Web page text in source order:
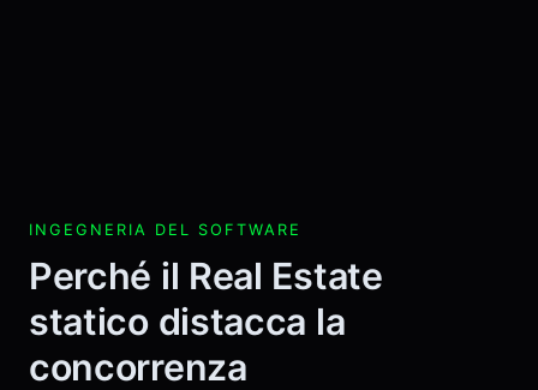
INGEGNERIA DEL SOFTWARE
Perché il Real Estate
statico distacca la
concorrenza